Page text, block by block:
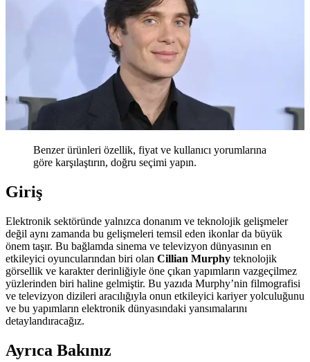
Benzer ürünleri özellik, fiyat ve kullanıcı yorumlarına
göre karşılaştırın, doğru seçimi yapın.
Giriş
Elektronik sektöründe yalnızca donanım ve teknolojik gelişmeler
değil aynı zamanda bu gelişmeleri temsil eden ikonlar da büyük
önem taşır. Bu bağlamda sinema ve televizyon dünyasının en
etkileyici oyuncularından biri olan Cillian Murphy teknolojik
görsellik ve karakter derinliğiyle öne çıkan yapımların vazgeçilmez
yüzlerinden biri haline gelmiştir. Bu yazıda Murphy’nin filmografisi
ve televizyon dizileri aracılığıyla onun etkileyici kariyer yolculuğunu
ve bu yapımların elektronik dünyasındaki yansımalarını
detaylandıracağız.
Ayrıca Bakınız